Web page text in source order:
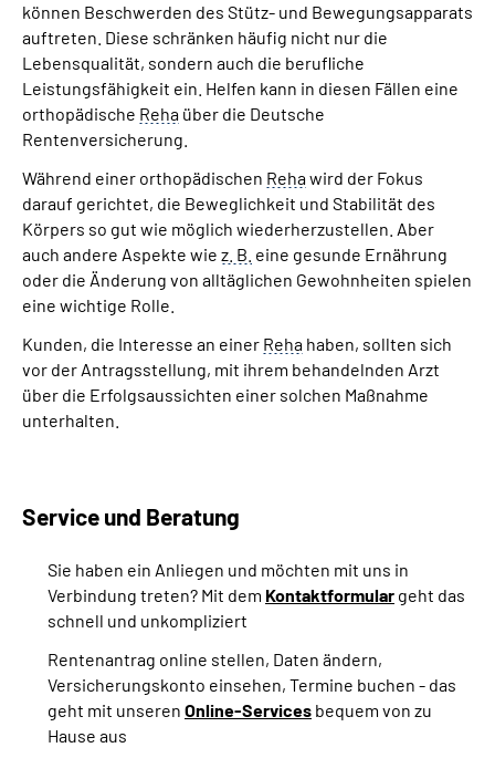
Suche
Language
Inhalte in Gebärdensprache (DGS)
Leichte Sprache
können Beschwerden des Stütz- und Bewegungsapparats
auftreten. Diese schränken häufig nicht nur die
Lebensqualität, sondern auch die berufliche
Leistungsfähigkeit ein. Helfen kann in diesen Fällen eine
orthopädische Reha über die Deutsche
Rentenversicherung.
Während einer orthopädischen Rehawird der Fokus
darauf gerichtet, die Beweglichkeit und Stabilität des
Körpers so gut wie möglich wiederherzustellen. Aber
auch andere Aspekte wie z. B. eine gesunde Ernährung
oder die Änderung von alltäglichen Gewohnheiten spielen
eine wichtige Rolle.
Kunden, die Interesse an einer Reha haben, sollten sich
vor der Antragsstellung, mit ihrem behandelnden Arzt
über die Erfolgsaussichten einer solchen Maßnahme
unterhalten.
Service und Beratung
Sie haben ein Anliegen und möchten mit uns in
Verbindung treten? Mit dem Kontaktformular geht das
schnell und unkompliziert
Rentenantrag online stellen, Daten ändern,
Versicherungskonto einsehen, Termine buchen - das
geht mit unseren Online-Services bequem von zu
Hause aus